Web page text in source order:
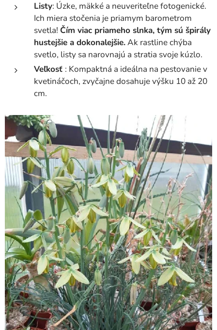
Listy: Úzke, mäkké a neuveriteľne fotogenické.
Ich miera stočenia je priamym barometrom
svetla! Čím viac priameho slnka, tým sú špirály
hustejšie a dokonalejšie.Ak rastline chýba
svetlo, listy sa narovnajú a stratia svoje kúzlo.
Veľkosť : Kompaktná a ideálna na pestovanie v
kvetináčoch, zvyčajne dosahuje výšku 10 až 20
cm.